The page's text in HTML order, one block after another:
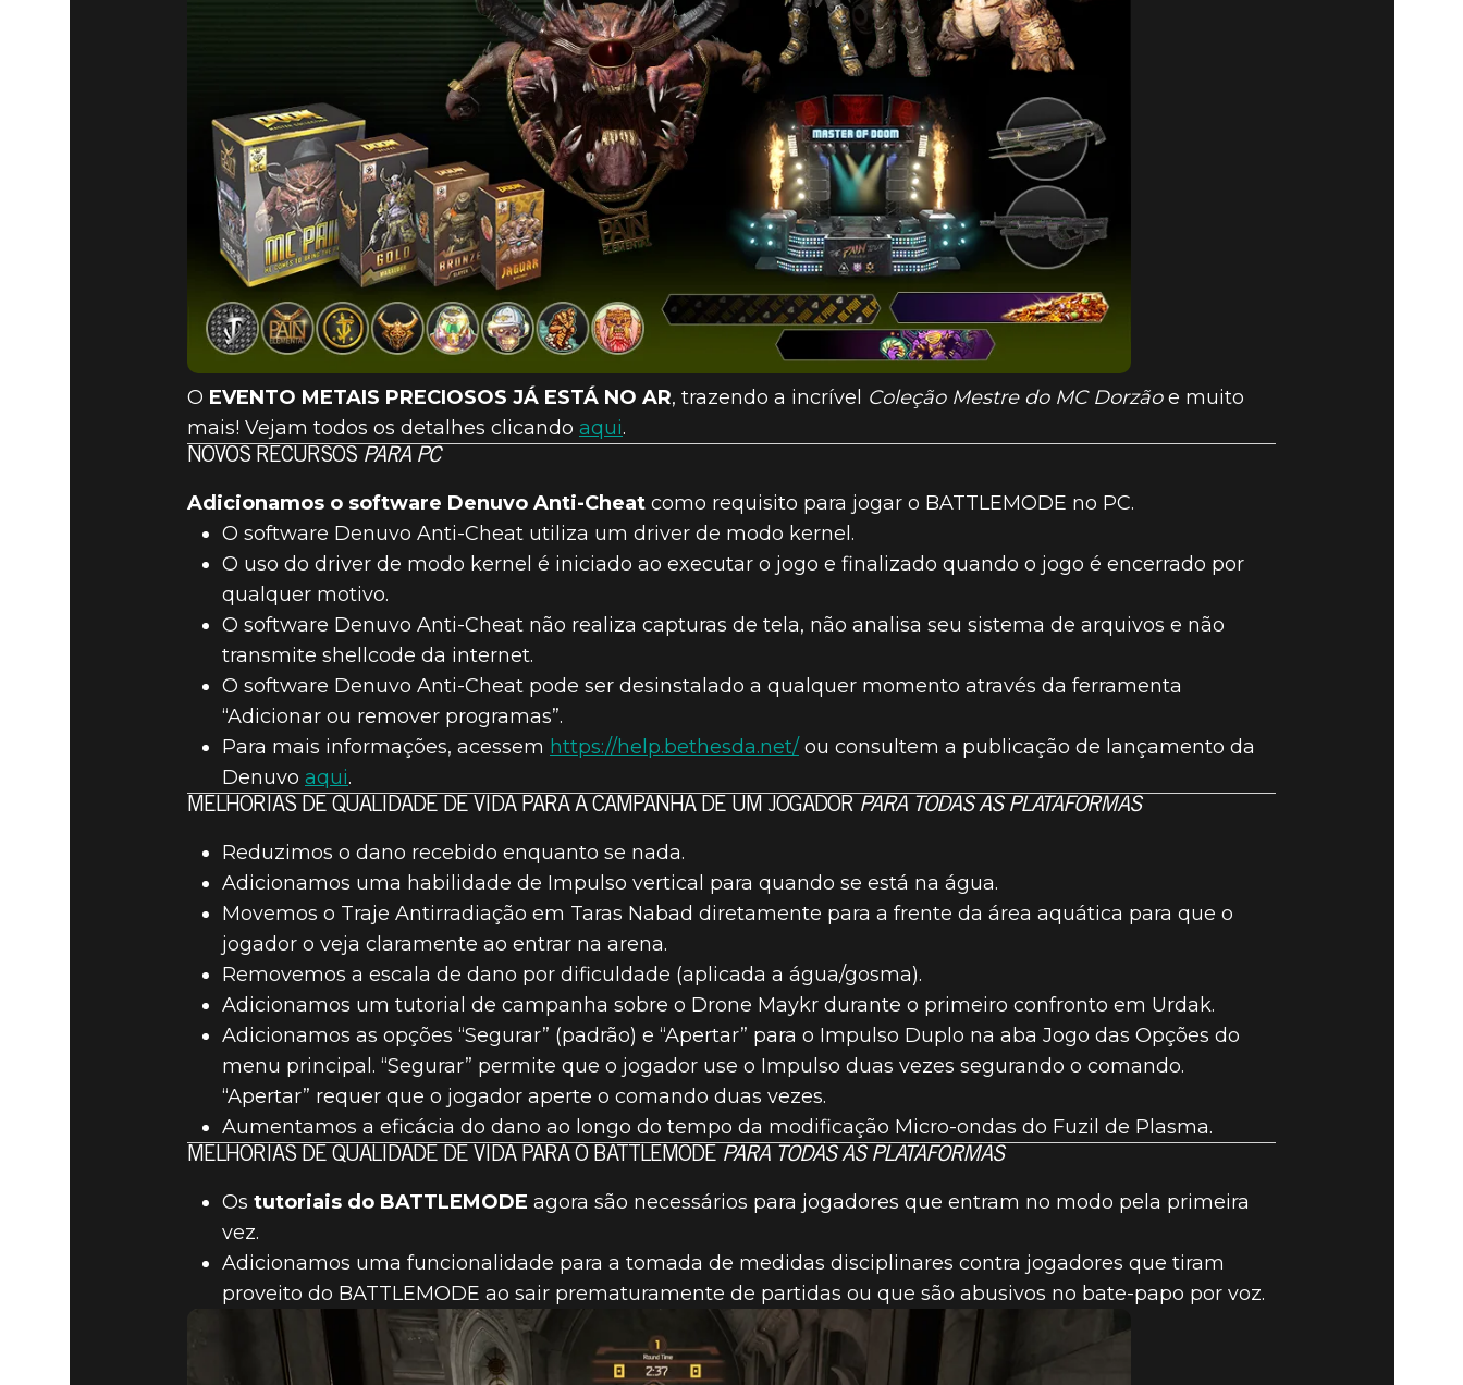
O EVENTO METAIS PRECIOSOS JÁ ESTÁ NO AR, trazendo a incrível Coleção Mestre do MC Dorzãoe muito
mais! Vejam todos os detalhes clicando aqui.
NOVOS RECURSOS PARA PC
Adicionamos o software Denuvo Anti-Cheat como requisito para jogar o BATTLEMODE no PC.
O software Denuvo Anti-Cheat utiliza um driver de modo kernel.
O uso do driver de modo kernel é iniciado ao executar o jogo e finalizado quando o jogo é encerrado por
qualquer motivo.
O software Denuvo Anti-Cheat não realiza capturas de tela, não analisa seu sistema de arquivos e não
transmite shellcode da internet.
O software Denuvo Anti-Cheat pode ser desinstalado a qualquer momento através da ferramenta
“Adicionar ou remover programas”.
Para mais informações, acessem https://help.bethesda.net/ ou consultem a publicação de lançamento da
Denuvo aqui.
MELHORIAS DE QUALIDADE DE VIDA PARA A CAMPANHA DE UM JOGADOR PARA TODAS AS PLATAFORMAS
Reduzimos o dano recebido enquanto se nada.
Adicionamos uma habilidade de Impulso vertical para quando se está na água.
Movemos o Traje Antirradiação em Taras Nabad diretamente para a frente da área aquática para que o
jogador o veja claramente ao entrar na arena.
Removemos a escala de dano por dificuldade (aplicada a água/gosma).
Adicionamos um tutorial de campanha sobre o Drone Maykr durante o primeiro confronto em Urdak.
Adicionamos as opções “Segurar” (padrão) e “Apertar” para o Impulso Duplo na aba Jogo das Opções do
menu principal. “Segurar” permite que o jogador use o Impulso duas vezes segurando o comando.
“Apertar” requer que o jogador aperte o comando duas vezes.
Aumentamos a eficácia do dano ao longo do tempo da modificação Micro-ondas do Fuzil de Plasma.
MELHORIAS DE QUALIDADE DE VIDA PARA O BATTLEMODE PARA TODAS AS PLATAFORMAS
Os tutoriais do BATTLEMODE agora são necessários para jogadores que entram no modo pela primeira
vez.
Adicionamos uma funcionalidade para a tomada de medidas disciplinares contra jogadores que tiram
proveito do BATTLEMODE ao sair prematuramente de partidas ou que são abusivos no bate-papo por voz.